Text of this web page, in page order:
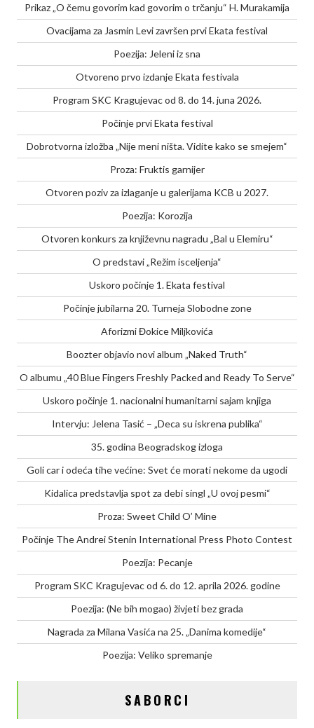
Prikaz „O čemu govorim kad govorim o trčanju“ H. Murakamija
Ovacijama za Jasmin Levi završen prvi Ekata festival
Poezija: Jeleni iz sna
Otvoreno prvo izdanje Ekata festivala
Program SKC Kragujevac od 8. do 14. juna 2026.
Počinje prvi Ekata festival
Dobrotvorna izložba „Nije meni ništa. Vidite kako se smejem“
Proza: Fruktis garnijer
Otvoren poziv za izlaganje u galerijama KCB u 2027.
Poezija: Korozija
Otvoren konkurs za književnu nagradu „Bal u Elemiru“
O predstavi „Režim isceljenja“
Uskoro počinje 1. Ekata festival
Počinje jubilarna 20. Turneja Slobodne zone
Aforizmi Đokice Miljkovića
Boozter objavio novi album „Naked Truth“
O albumu „40 Blue Fingers Freshly Packed and Ready To Serve“
Uskoro počinje 1. nacionalni humanitarni sajam knjiga
Intervju: Jelena Tasić – „Deca su iskrena publika“
35. godina Beogradskog izloga
Goli car i odeća tihe većine: Svet će morati nekome da ugodi
Kidalica predstavlja spot za debi singl „U ovoj pesmi“
Proza: Sweet Child O’ Mine
Počinje The Andrei Stenin International Press Photo Contest
Poezija: Pecanje
Program SKC Kragujevac od 6. do 12. aprila 2026. godine
Poezija: (Ne bih mogao) živjeti bez grada
Nagrada za Milana Vasića na 25. „Danima komedije“
Poezija: Veliko spremanje
SABORCI